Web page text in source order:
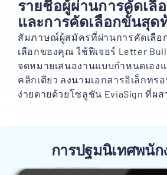
รายชื่อผู้ผ่านการคัดเลื
และการคัดเลือกขั้นสุด
สัมภาษณ์ผู้สมัครที่ผ่านการคัดเลือ
เลือกของคุณ ใช้ฟีเจอร์ Letter
จดหมายเสนองานแบบกำหนดเอง
คลิกเดียว ลงนามเอกสารอิเล็กทร
ง่ายดายด้วยโซลูชัน EviaSign ที่ผส
การปฐมนิเทศพนัก